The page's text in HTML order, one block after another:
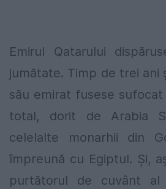
Emirul Qatarului
jumătate. Timp de trei ani
său emirat fusese
total, dorit de Arabia
celelalte monarhii din
împreună cu Egiptul. Și,
purtătorul de cuvânt al